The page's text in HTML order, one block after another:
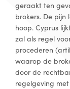
geraakt ten
brokers. De pijn
hoop. Cyprus
zal als regel
procederen
waarop de
door de
regelgeving